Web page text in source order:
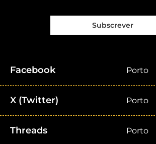
Subscrever
Facebook Porto
X (Twitter) Porto
Threads Porto